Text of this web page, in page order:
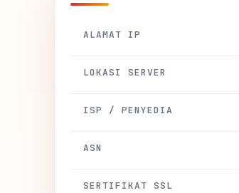
ALAMAT IP
LOKASI SERVER
ISP / PENYEDIA
ASN
SERTIFIKAT SSL